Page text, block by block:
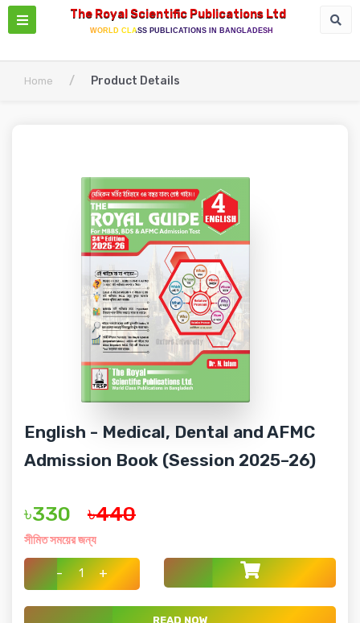
The Royal Scientific Publications Ltd
WORLD CLASS PUBLICATIONS IN BANGLADESH
Home / Product Details
English - Medical, Dental and AFMC
Admission Book (Session 2025–26)
৳330 ৳440
সীমিত সময়ের জন্য
- +
READ NOW